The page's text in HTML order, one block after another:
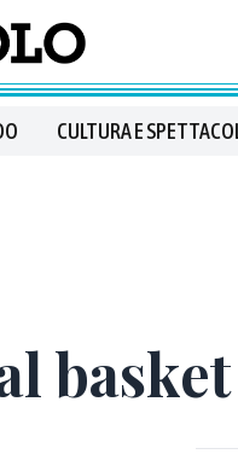
CULTURA E